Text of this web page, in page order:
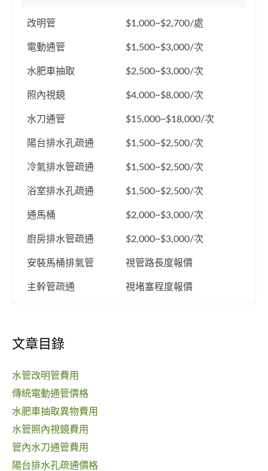
改明管 $1,000~$2,700/處
電動通管 $1,500~$3,000/次
水肥車抽取 $2,500~$3,000/次
照內視鏡 $4,000~$8,000/次
水刀通管 $15,000~$18,000/次
陽台排水孔疏通 $1,500~$2,500/次
冷氣排水管疏通 $1,500~$2,500/次
浴室排水孔疏通 $1,500~$2,500/次
通馬桶 $2,000~$3,000/次
廚房排水管疏通 $2,000~$3,000/次
安裝馬桶排氣管 視管路長度報價
主幹管疏通 視堵塞程度報價
文章目錄
水管改明管費用
傳統電動通管價格
水肥車抽取異物費用
水管照內視鏡費用
管內水刀通管費用
陽台排水孔疏通價格